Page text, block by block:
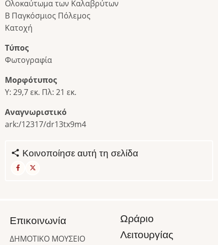
Ολοκαύτωμα των Καλαβρύτων
Β Παγκόσμιος Πόλεμος
Κατοχή
Τύπος
Φωτογραφία
Μορφότυπος
Υ: 29,7 εκ. Πλ: 21 εκ.
Αναγνωριστικό
ark:/12317/dr13tx9m4
Κοινοποίησε αυτή τη σελίδα
Επικοινωνία
ΔΗΜΟΤΙΚΟ ΜΟΥΣΕΙΟ
Ωράριο
Λειτουργίας